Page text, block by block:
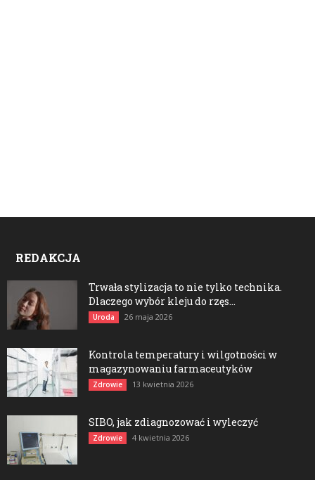
REDAKCJA
Trwała stylizacja to nie tylko technika.
Dlaczego wybór kleju do rzęs...
Uroda 26 maja 2026
Kontrola temperatury i wilgotności w
magazynowaniu farmaceutyków
Zdrowie 13 kwietnia 2026
SIBO, jak zdiagnozować i wyleczyć
Zdrowie 4 kwietnia 2026